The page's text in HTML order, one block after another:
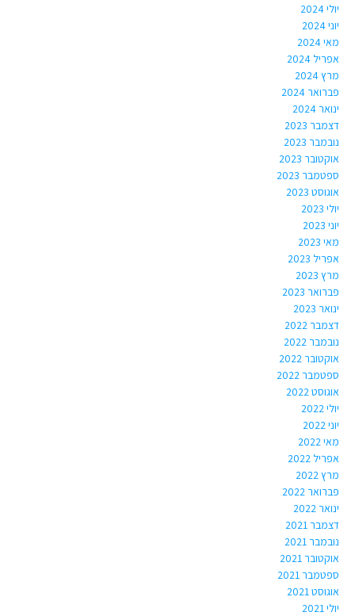
יולי 2024
יוני 2024
מאי 2024
אפריל 2024
מרץ 2024
פברואר 2024
ינואר 2024
דצמבר 2023
נובמבר 2023
אוקטובר 2023
ספטמבר 2023
אוגוסט 2023
יולי 2023
יוני 2023
מאי 2023
אפריל 2023
מרץ 2023
פברואר 2023
ינואר 2023
דצמבר 2022
נובמבר 2022
אוקטובר 2022
ספטמבר 2022
אוגוסט 2022
יולי 2022
יוני 2022
מאי 2022
אפריל 2022
מרץ 2022
פברואר 2022
ינואר 2022
דצמבר 2021
נובמבר 2021
אוקטובר 2021
ספטמבר 2021
אוגוסט 2021
יולי 2021